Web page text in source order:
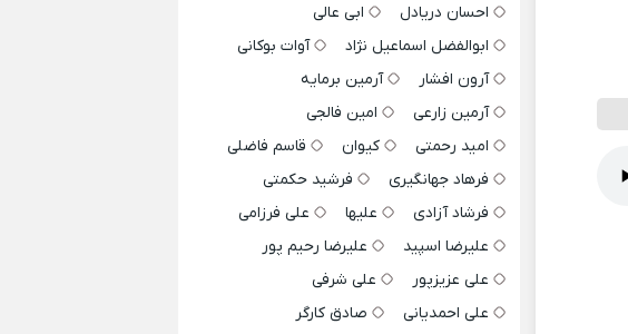
احسان دریادل
ابی عالی
ابوالفضل اسماعیل نژاد
آوات بوکانی
آرون افشار
آرمین برمایه
آرمین زارعی
امین فالجی
امید رحمتی
کیوان
قاسم فاضلی
فرهاد جهانگیری
فرشید حکمتی
فرشاد آزادی
علیها
علی فرزامی
علیرضا اسپید
علیرضا رحیم پور
علی عزیزپور
علی شرفی
علی احمدیانی
صادق کارگر